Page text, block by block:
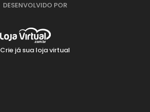
DESENVOLVIDO POR
Crie já sua loja virtual